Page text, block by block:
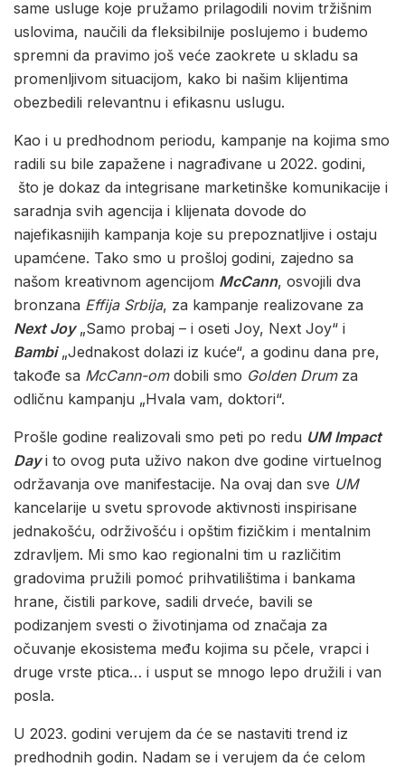
same usluge koje pružamo prilagodili novim tržišnim
uslovima, naučili da fleksibilnije poslujemo i budemo
spremni da pravimo još veće zaokrete u skladu sa
promenljivom situacijom, kako bi našim klijentima
obezbedili relevantnu i efikasnu uslugu.
Kao i u predhodnom periodu, kampanje na kojima smo
radili su bile zapažene i nagrađivane u 2022. godini,
što je dokaz da integrisane marketinške komunikacije i
saradnja svih agencija i klijenata dovode do
najefikasnijih kampanja koje su prepoznatljive i ostaju
upamćene. Tako smo u prošloj godini, zajedno sa
našom kreativnom agencijom McCann, osvojili dva
bronzana Effija Srbija, za kampanje realizovane za
Next Joy„Samo probaj – i oseti Joy, Next Joy“ i
Bambi„Jednakost dolazi iz kuće“, a godinu dana pre,
takođe sa McCann-omdobili smo Golden Drumza
odličnu kampanju „Hvala vam, doktori“.
Prošle godine realizovali smo peti po redu UM Impact
Dayi to ovog puta uživo nakon dve godine virtuelnog
održavanja ove manifestacije. Na ovaj dan sve UM
kancelarije u svetu sprovode aktivnosti inspirisane
jednakošću, održivošću i opštim fizičkim i mentalnim
zdravljem. Mi smo kao regionalni tim u različitim
gradovima pružili pomoć prihvatilištima i bankama
hrane, čistili parkove, sadili drveće, bavili se
podizanjem svesti o životinjama od značaja za
očuvanje ekosistema među kojima su pčele, vrapci i
druge vrste ptica… i usput se mnogo lepo družili i van
posla.
U 2023. godini verujem da će se nastaviti trend iz
predhodnih godin. Nadam se i verujem da će celom